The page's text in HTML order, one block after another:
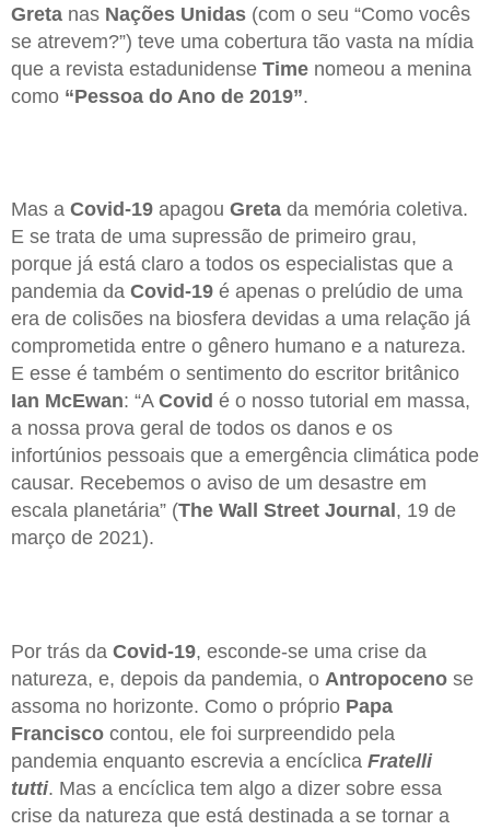
Greta nas Nações Unidas (com o seu “Como vocês
se atrevem?”) teve uma cobertura tão vasta na mídia
que a revista estadunidense Time nomeou a menina
como “Pessoa do Ano de 2019”.
Mas a Covid-19 apagou Greta da memória coletiva.
E se trata de uma supressão de primeiro grau,
porque já está claro a todos os especialistas que a
pandemia da Covid-19 é apenas o prelúdio de uma
era de colisões na biosfera devidas a uma relação já
comprometida entre o gênero humano e a natureza.
E esse é também o sentimento do escritor britânico
Ian McEwan: “A Covid é o nosso tutorial em massa,
a nossa prova geral de todos os danos e os
infortúnios pessoais que a emergência climática pode
causar. Recebemos o aviso de um desastre em
escala planetária” (The Wall Street Journal , 19 de
março de 2021).
Por trás da Covid-19, esconde-se uma crise da
natureza, e, depois da pandemia, o Antropoceno se
assoma no horizonte. Como o próprio Papa
Francisco contou, ele foi surpreendido pela
pandemia enquanto escrevia a encíclica Fratelli
tutti. Mas a encíclica tem algo a dizer sobre essa
crise da natureza que está destinada a se tornar a